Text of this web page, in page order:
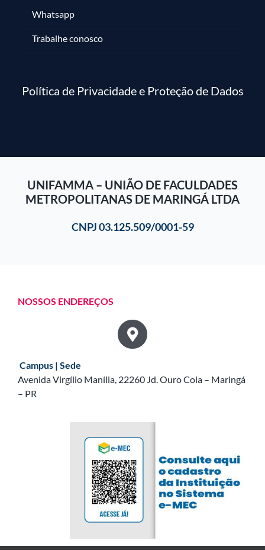
Whatsapp
Trabalhe conosco
Política de Privacidade e Proteção de Dados
UNIFAMMA – UNIÃO DE FACULDADES
METROPOLITANAS DE MARINGÁ LTDA
CNPJ 03.125.509/0001-59
NOSSOS ENDEREÇOS
Campus | Sede
Avenida Virgílio Manília, 22260 Jd. Ouro Cola – Maringá
– PR